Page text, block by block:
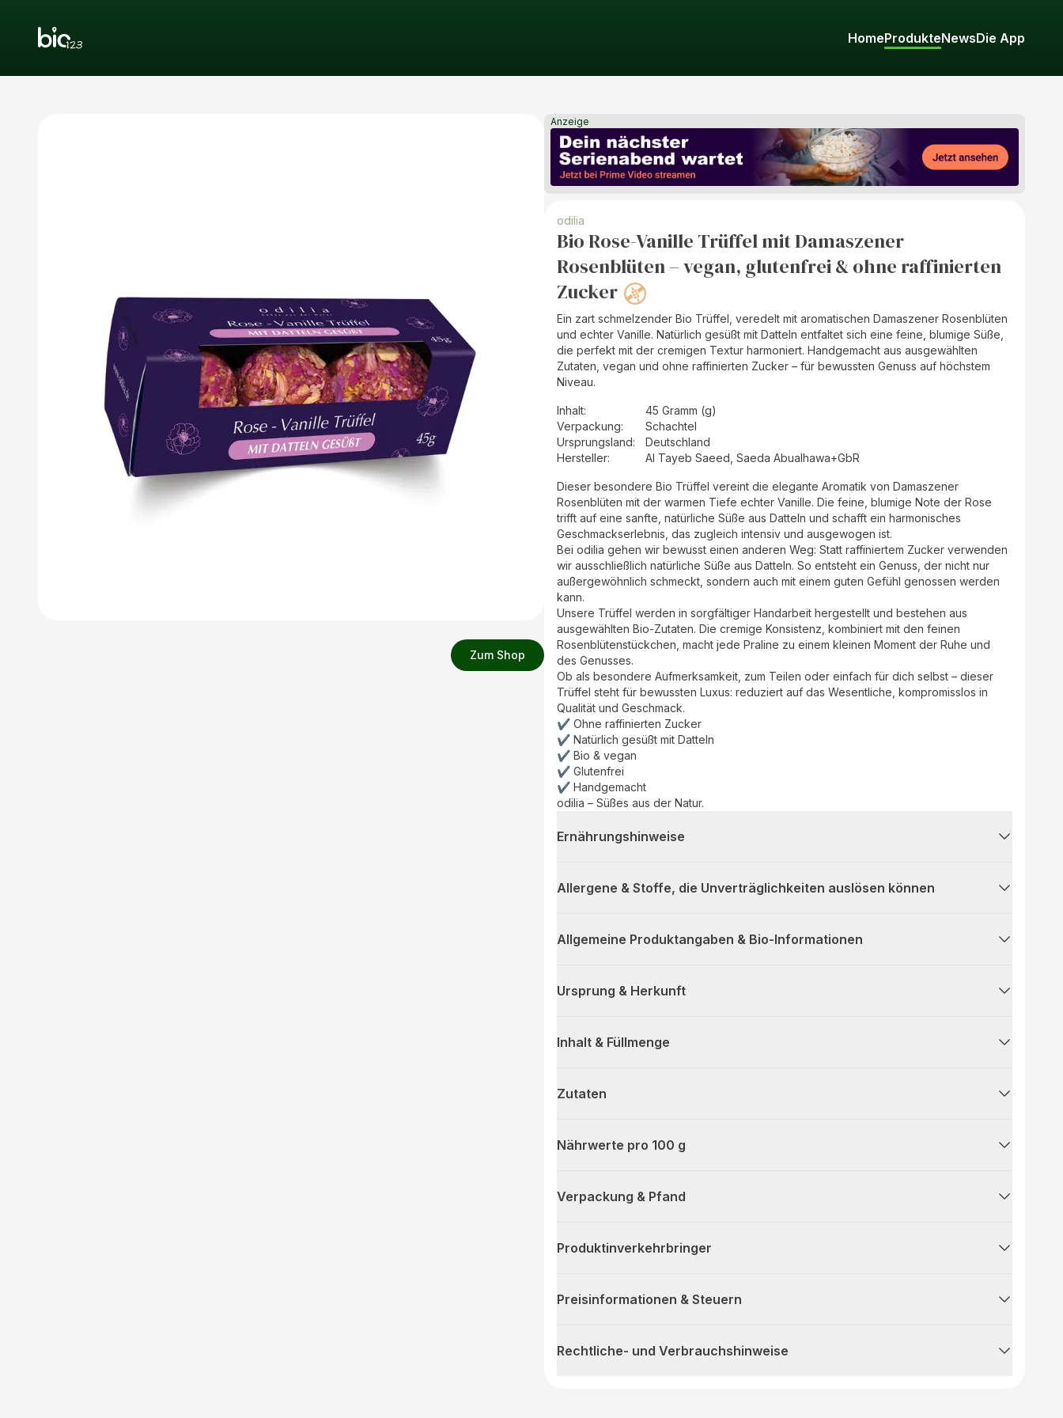
HomeProdukteNewsDie App
Zum Shop
Anzeige
odilia
Bio Rose-Vanille Trüffel mit Damaszener
Rosenblüten – vegan, glutenfrei & ohne raffinierten
Zucker
Ein zart schmelzender Bio Trüffel, veredelt mit aromatischen Damaszener Rosenblüten
und echter Vanille. Natürlich gesüßt mit Datteln entfaltet sich eine feine, blumige Süße,
die perfekt mit der cremigen Textur harmoniert. Handgemacht aus ausgewählten
Zutaten, vegan und ohne raffinierten Zucker – für bewussten Genuss auf höchstem
Niveau.
Inhalt:
45 Gramm (g)
Verpackung:
Schachtel
Ursprungsland:
Deutschland
Hersteller: Al Tayeb Saeed, Saeda Abualhawa+GbR
Dieser besondere Bio Trüffel vereint die elegante Aromatik von Damaszener
Rosenblüten mit der warmen Tiefe echter Vanille. Die feine, blumige Note der Rose
trifft auf eine sanfte, natürliche Süße aus Datteln und schafft ein harmonisches
Geschmackserlebnis, das zugleich intensiv und ausgewogen ist.
Bei odilia gehen wir bewusst einen anderen Weg: Statt raffiniertem Zucker verwenden
wir ausschließlich natürliche Süße aus Datteln. So entsteht ein Genuss, der nicht nur
außergewöhnlich schmeckt, sondern auch mit einem guten Gefühl genossen werden
kann.
Unsere Trüffel werden in sorgfältiger Handarbeit hergestellt und bestehen aus
ausgewählten Bio-Zutaten. Die cremige Konsistenz, kombiniert mit den feinen
Rosenblütenstückchen, macht jede Praline zu einem kleinen Moment der Ruhe und
des Genusses.
Ob als besondere Aufmerksamkeit, zum Teilen oder einfach für dich selbst – dieser
Trüffel steht für bewussten Luxus: reduziert auf das Wesentliche, kompromisslos in
Qualität und Geschmack.
✔ Ohne raffinierten Zucker
✔ Natürlich gesüßt mit Datteln
✔ Bio & vegan
✔ Glutenfrei
✔ Handgemacht
odilia – Süßes aus der Natur.
Ernährungshinweise
Allergene & Stoffe, die Unverträglichkeiten auslösen können
Allgemeine Produktangaben & Bio-Informationen
Ursprung & Herkunft
Inhalt & Füllmenge
Zutaten
Nährwerte pro 100 g
Verpackung & Pfand
Produktinverkehrbringer
Preisinformationen & Steuern
Rechtliche- und Verbrauchshinweise